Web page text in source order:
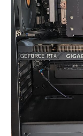
ご使用時にあたって